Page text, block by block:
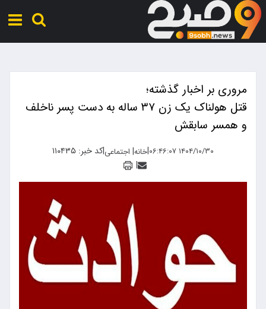
مروری بر اخبار گذشته؛
قتل هولناک یک زن ۳۷ ساله به دست پسر ناخلف
و همسر سابقش
۱۴۰۴/۱۰/۳۰ ۰۶:۴۶:۰۷ |خانه| اجتماعی|کد خبر: ۱۱۰۴۳۵
|